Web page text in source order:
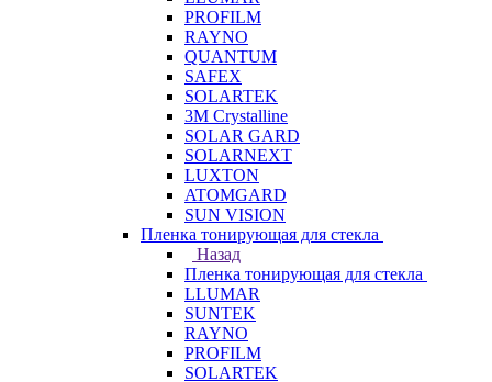
PROFILM
RAYNO
QUANTUM
SAFEX
SOLARTEK
3M Crystalline
SOLAR GARD
SOLARNEXT
LUXTON
ATOMGARD
SUN VISION
Пленка тонирующая для стекла
Назад
Пленка тонирующая для стекла
LLUMAR
SUNTEK
RAYNO
PROFILM
SOLARTEK